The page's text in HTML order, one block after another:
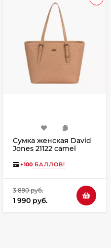
Сумка женская David
Jones 21122 camel
+100 БАЛЛОВ!
3 890 руб.
1 990 руб.